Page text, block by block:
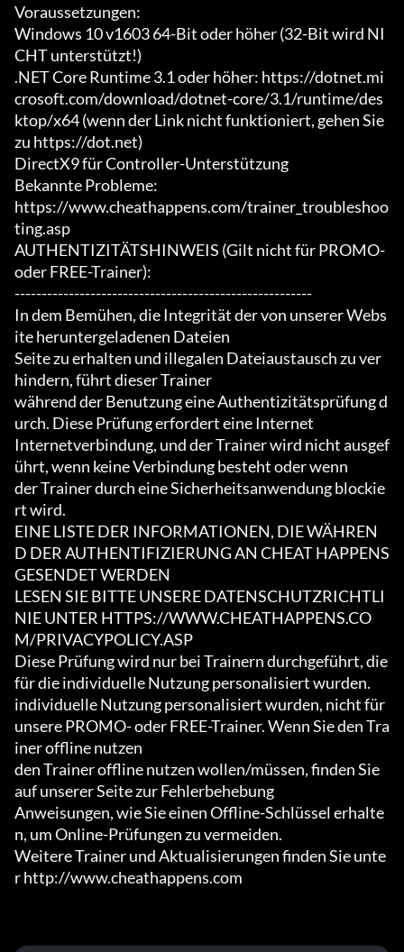
Voraussetzungen:
Windows 10 v1603 64-Bit oder höher (32-Bit wird NI
CHT unterstützt!)
.NET Core Runtime 3.1 oder höher: https://dotnet.mi
crosoft.com/download/dotnet-core/3.1/runtime/des
ktop/x64 (wenn der Link nicht funktioniert, gehen Sie
zu https://dot.net)
DirectX9 für Controller-Unterstützung
Bekannte Probleme:
https://www.cheathappens.com/trainer_troubleshoo
ting.asp
AUTHENTIZITÄTSHINWEIS (Gilt nicht für PROMO-
oder FREE-Trainer):
-------------------------------------------------------
In dem Bemühen, die Integrität der von unserer Webs
ite heruntergeladenen Dateien
Seite zu erhalten und illegalen Dateiaustausch zu ver
hindern, führt dieser Trainer
während der Benutzung eine Authentizitätsprüfung d
urch. Diese Prüfung erfordert eine Internet
Internetverbindung, und der Trainer wird nicht ausgef
ührt, wenn keine Verbindung besteht oder wenn
der Trainer durch eine Sicherheitsanwendung blockie
rt wird.
EINE LISTE DER INFORMATIONEN, DIE WÄHREN
D DER AUTHENTIFIZIERUNG AN CHEAT HAPPENS
GESENDET WERDEN
LESEN SIE BITTE UNSERE DATENSCHUTZRICHTLI
NIE UNTER HTTPS://WWW.CHEATHAPPENS.CO
M/PRIVACYPOLICY.ASP
Diese Prüfung wird nur bei Trainern durchgeführt, die
für die individuelle Nutzung personalisiert wurden.
individuelle Nutzung personalisiert wurden, nicht für
unsere PROMO- oder FREE-Trainer. Wenn Sie den Tra
iner offline nutzen
den Trainer offline nutzen wollen/müssen, finden Sie
auf unserer Seite zur Fehlerbehebung
Anweisungen, wie Sie einen Offline-Schlüssel erhalte
n, um Online-Prüfungen zu vermeiden.
Weitere Trainer und Aktualisierungen finden Sie unte
r http://www.cheathappens.com